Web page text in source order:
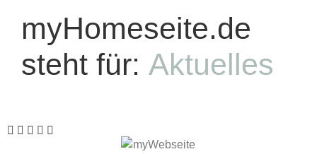
myHomeseite.de
steht für: Aktuelles